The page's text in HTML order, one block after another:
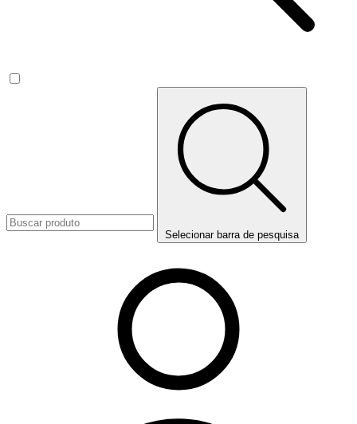
Selecionar barra de pesquisa